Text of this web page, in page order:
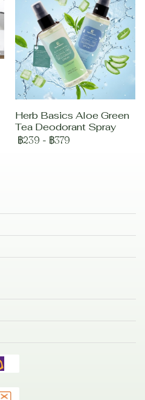
Herb Basics Aloe Green
Tea Deodorant Spray
฿239 - ฿379